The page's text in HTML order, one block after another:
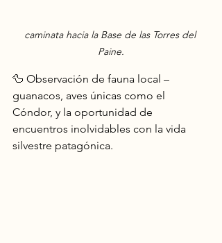
caminata hacia la Base de las Torres del
Paine.
🦆 Observación de fauna local –
guanacos, aves únicas como el
Cóndor, y la oportunidad de
encuentros inolvidables con la vida
silvestre patagónica.